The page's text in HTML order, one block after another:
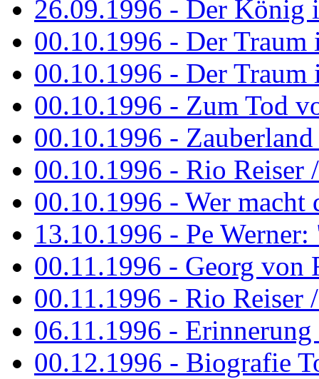
26.09.1996 - Der König
00.10.1996 - Der Traum
00.10.1996 - Der Traum
00.10.1996 - Zum Tod
00.10.1996 -
00.10.1996 - Rio Reiser
00.10.1996 - Wer macht
13.10.1996 - Pe
00.11.1996 - Georg von
00.11.1996 - Rio Reiser
06.11.1996 -
00.12.1996 - Biografie